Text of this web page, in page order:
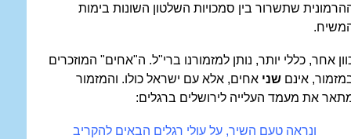
שתשרור בין סמכויות השלטון השונות בימות
אחר, כללי יותר, נותן למזמורנו ברי"ל. ה"אחים" המוזכרים
אינם שני אחים, אלא עם ישראל כולו. והמזמור
את מעמד העלייה לירושלים ברגלים:
ונראה טעם השיר, על עולי רגלים הבאים להקריב